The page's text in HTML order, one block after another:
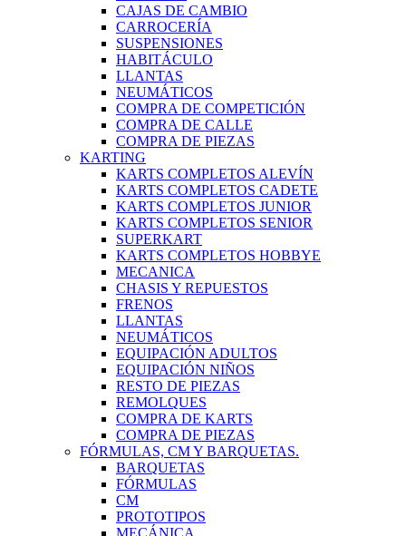
CAJAS DE CAMBIO
CARROCERÍA
SUSPENSIONES
HABITÁCULO
LLANTAS
NEUMÁTICOS
COMPRA DE COMPETICIÓN
COMPRA DE CALLE
COMPRA DE PIEZAS
KARTING
KARTS COMPLETOS ALEVÍN
KARTS COMPLETOS CADETE
KARTS COMPLETOS JUNIOR
KARTS COMPLETOS SENIOR
SUPERKART
KARTS COMPLETOS HOBBYE
MECANICA
CHASIS Y REPUESTOS
FRENOS
LLANTAS
NEUMÁTICOS
EQUIPACIÓN ADULTOS
EQUIPACIÓN NIÑOS
RESTO DE PIEZAS
REMOLQUES
COMPRA DE KARTS
COMPRA DE PIEZAS
FÓRMULAS, CM Y BARQUETAS.
BARQUETAS
FÓRMULAS
CM
PROTOTIPOS
MECÁNICA